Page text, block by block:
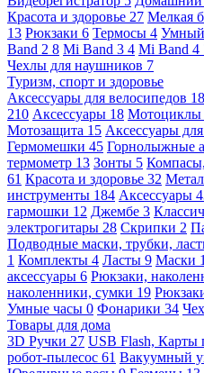
Красота и здоровье 27 Мелкая
13 Рюкзаки 6 Термосы 4
Band 2 8 Mi Band 3 4 Mi Band 4
Чехлы для наушников 7
Туризм, спорт и здоровье
Аксессуары для велосипедов 18
210 Аксессуары 18 Мотоциклы
Мотозащита 15 Аксессуары
Гермомешки 45 Горнолыжные
термометр 13 Зонты 5
61 Красота и здоровье 32
инструменты 184 Аксессуары
гармошки 12 Джембе 3
электрогитары 28 Скрипки 2
Подводные маски, трубки,
1 Комплекты 4 Ласты 9 Маски
аксессуары 6 Рюкзаки,
наколенники, сумки 19
Умные часы 0 Фонарики 34
Товары для дома
3D Ручки 27 USB Flash, Карты
робот-пылесос 61 Вакуумный